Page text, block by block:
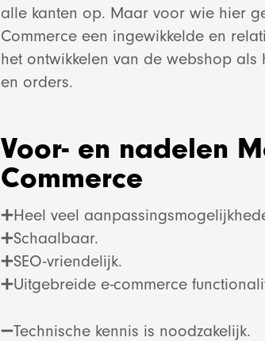
E-
alle kanten op. Maar voor wie hier
Commerce een ingewikkelde en
het ontwikkelen van de webshop
en orders.
Voor- en nadelen
Commerce
➕Heel veel
➕Schaalbaar.
➕SEO-vriendelijk.
➕Uitgebreide e-commerce
➖Technische kennis is noodzakelijk.